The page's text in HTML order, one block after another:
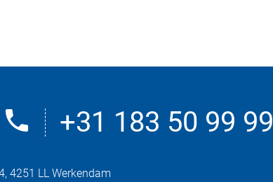
+31 183 50 99 99
4251 LL Werkendam